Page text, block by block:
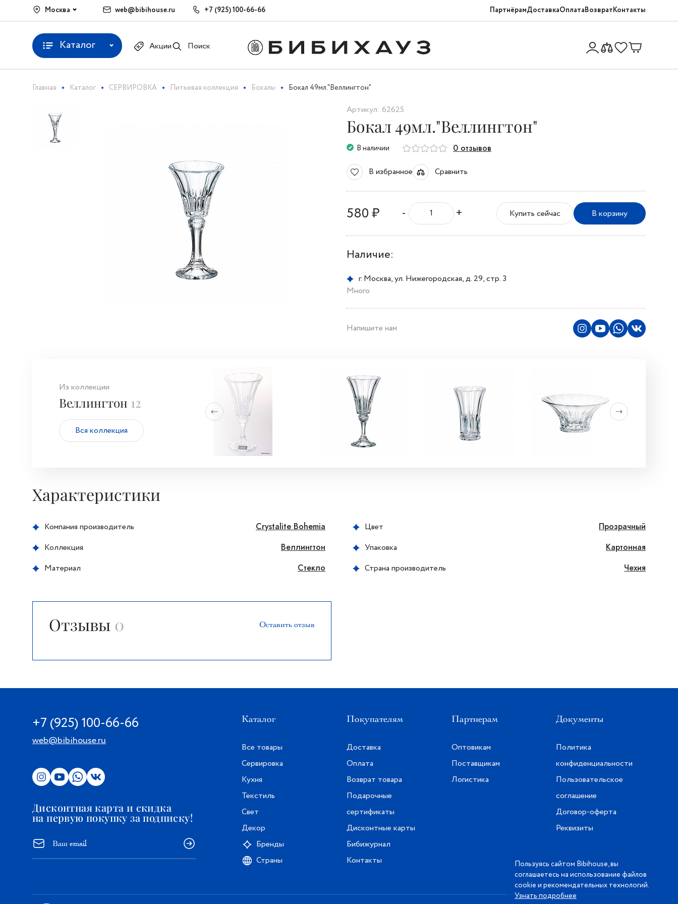
Москва web@bibihouse.ru +7 (925) 100-66-66 ПартнёрамДоставкаОплатаВозвратКонтакты
Каталог Акции Поиск
Главная Каталог СЕРВИРОВКА Питьевая коллекция Бокалы Бокал 49мл."Веллингтон"
Артикул: 62625
Бокал 49мл."Веллингтон"
В наличии 0 отзывов
В избранное Сравнить
580 ₽ - + Купить сейчас В корзину
Наличие:
г. Москва, ул. Нижегородская, д. 29, стр. 3
Много
Напишите нам
Из коллекции
Веллингтон 12
Вся коллекция
Характеристики
Компания производитель
Crystalite Bohemia
Коллекция
Веллингтон
Материал
Стекло
Цвет
Прозрачный
Упаковка
Картонная
Страна производитель
Чехия
Отзывы 0 Оставить отзыв
+7 (925) 100-66-66
web@bibihouse.ru
Дисконтная карта и скидка
на первую покупку за подписку!
Каталог
Все товары
Сервировка
Кухня
Текстиль
Свет
Декор
Бренды
Страны
Покупателям
Доставка
Оплата
Возврат товара
Подарочные
сертификаты
Дисконтные карты
Бибижурнал
Контакты
Партнерам
Оптовикам
Поставщикам
Логистика
Документы
Политика
конфиденциальности
Пользовательское
соглашение
Договор-оферта
Реквизиты
Пользуясь сайтом Bibihouse, вы
соглашаетесь на использование файлов
cookie и рекомендательных технологий.
Узнать подробнее